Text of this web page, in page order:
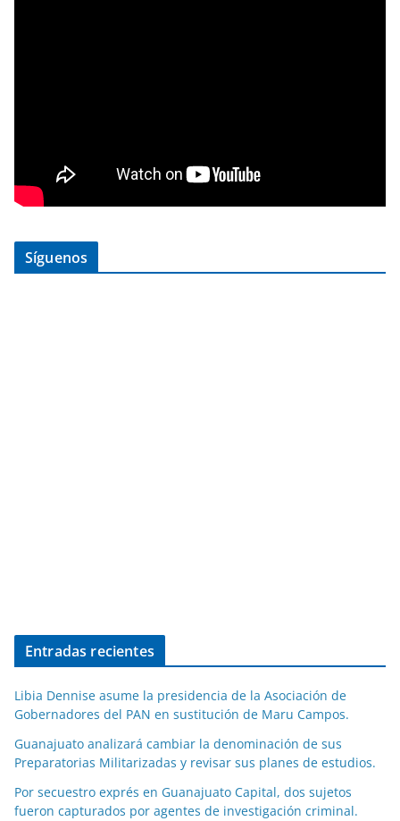
Síguenos
Entradas recientes
Libia Dennise asume la presidencia de la Asociación de
Gobernadores del PAN en sustitución de Maru Campos.
Guanajuato analizará cambiar la denominación de sus
Preparatorias Militarizadas y revisar sus planes de estudios.
Por secuestro exprés en Guanajuato Capital, dos sujetos
fueron capturados por agentes de investigación criminal.